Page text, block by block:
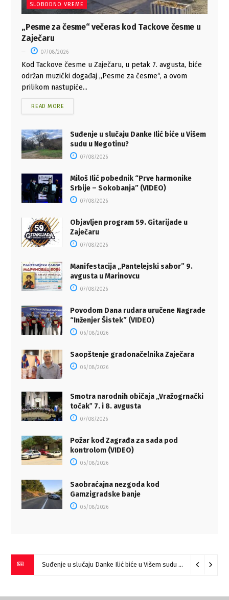
SLOBODNO VREME
„Pesme za česme“ večeras kod Tackove česme u
Zaječaru
07/08/2026
Kod Tackove česme u Zaječaru, u petak 7. avgusta, biće
održan muzički događaj „Pesme za česme“, a ovom
prilikom nastupiće...
READ MORE
Suđenje u slučaju Danke Ilić biće u Višem
sudu u Negotinu?
07/08/2026
Miloš Ilić pobednik “Prve harmonike
Srbije – Sokobanja” (VIDEO)
07/08/2026
Objavljen program 59. Gitarijade u
Zaječaru
07/08/2026
Manifestacija „Pantelejski sabor” 9.
avgusta u Marinovcu
07/08/2026
Povodom Dana rudara uručene Nagrade
“Inženjer Šistek” (VIDEO)
06/08/2026
Saopštenje gradonačelnika Zaječara
06/08/2026
Smotra narodnih običaja „Vražogrnački
točakˮ 7. i 8. avgusta
07/08/2026
Požar kod Zagrađa za sada pod
kontrolom (VIDEO)
05/08/2026
Saobraćajna nezgoda kod
Gamzigradske banje
05/08/2026
Suđenje u slučaju Danke Ilić biće u Višem sudu u Negotinu?